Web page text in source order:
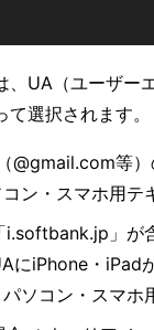
、UA（ユーザー
選択されます。
@gmail.com等
ン・スマホ用テ
i.softbank.jp」が
にiPhone・iPad
ソコン・スマホ